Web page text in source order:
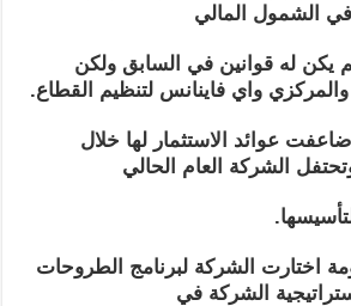
في الشمول المالي
يكن له قوانين في السابق ولكن
والمركزي واي فاينانس لتنظيم القطاع.
عوائد الاستثمار لها خلال
الشركة العام الحالي
اختارت الشركة لبرنامج الطروحات
الشركة في